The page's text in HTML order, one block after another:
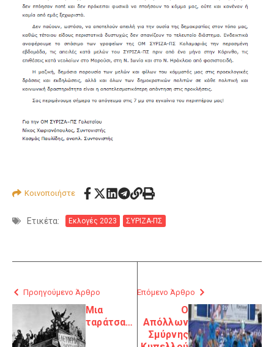
Κοινοποιήστε
Ετικέτα: Εκλογές 2023 ΣΥΡΙΖΑ-ΠΣ
Προηγούμενο Άρθρο
Μια
ταράτσα…
Επόμενο Άρθρο
Ο
Απόλλων
Σμύρνης